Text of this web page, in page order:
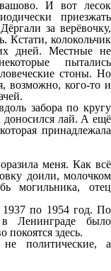
И вот лесок
приезжать
за верёвочку,
Кстати, колокольчик
дней. Местные не
пытались
стоны. Но
возможно, кого-то и
забора по кругу
доносился лай. А ещё
принадлежала
меня. Как всё
доили, молочком
могильника, отец
1937 по 1954 год. По
Ленинграде было
покоятся здесь.
политические, а